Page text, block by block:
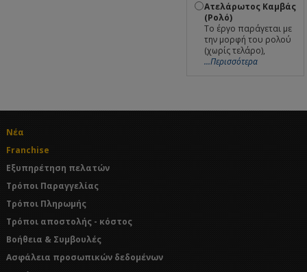
Ατελάρωτος Καμβάς
(Ρολό)
Το έργο παράγεται με
την μορφή του ρολού
(χωρίς τελάρο),
...Περισσότερα
Νέα
Franchise
Εξυπηρέτηση πελατών
Τρόποι Παραγγελίας
Τρόποι Πληρωμής
Τρόποι αποστολής - κόστος
Βοήθεια & Συμβουλές
Ασφάλεια προσωπικών δεδομένων